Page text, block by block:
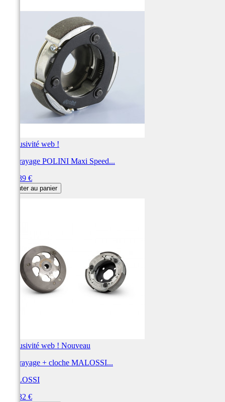
Exclusivité web !
Embrayage POLINI Maxi Speed...
122,39 €
Ajouter au panier
Exclusivité web ! Nouveau
Embrayage + cloche MALOSSI...
MALOSSI
117,32 €